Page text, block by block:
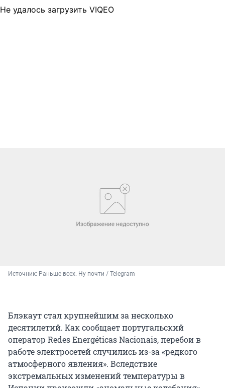
Не удалось загрузить VIQEO
Источник: Раньше всех. Ну почти / Telegram
Блэкаут стал крупнейшим за несколько
десятилетий. Как сообщает португальский
оператор Redes Energéticas Nacionais, перебои в
работе электросетей случились из-за «редкого
атмосферного явления». Вследствие
экстремальных изменений температуры в